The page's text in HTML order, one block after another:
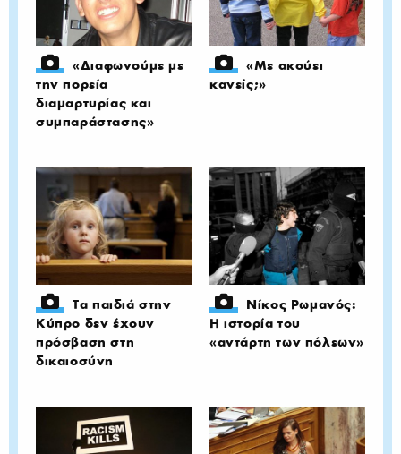
«Διαφωνούμε με
την πορεία
διαμαρτυρίας και
συμπαράστασης»
«Με ακούει
κανείς;»
Τα παιδιά στην
Κύπρο δεν έχουν
πρόσβαση στη
δικαιοσύνη
Νίκος Ρωμανός:
Η ιστορία του
«αντάρτη των πόλεων»